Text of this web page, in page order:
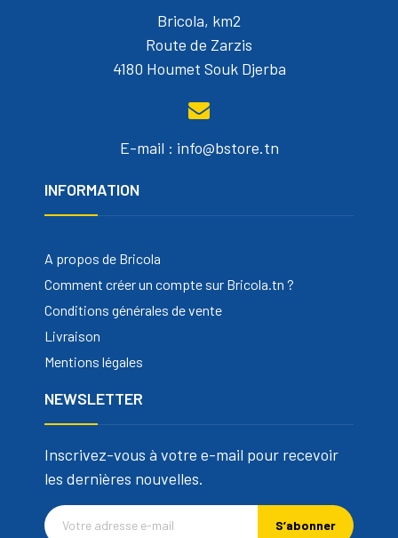
Bricola, km2
Route de Zarzis
4180 Houmet Souk Djerba
E-mail : info@bstore.tn
INFORMATION
A propos de Bricola
Comment créer un compte sur Bricola.tn ?
Conditions générales de vente
Livraison
Mentions légales
NEWSLETTER
Inscrivez-vous à votre e-mail pour recevoir
les dernières nouvelles.
S’abonner